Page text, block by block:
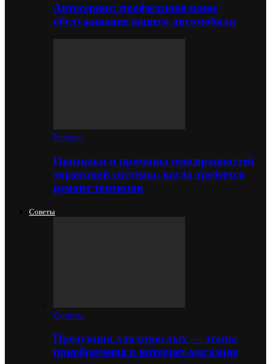
Автосервис: профессиональное
обслуживание вашего автомобиля
Ремонт
Признаки и причины неисправностей
тормозной системы: когда требуется
ремонт тормозов
Советы
Советы
Продукция для взрослых — этапы
приобретения в интернет-магазине